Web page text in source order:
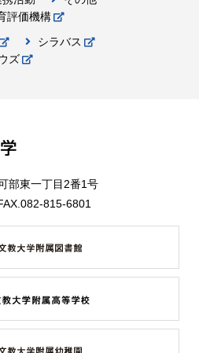
評価機構
シラバス
ズ
部東一丁目2番1号
815-6801